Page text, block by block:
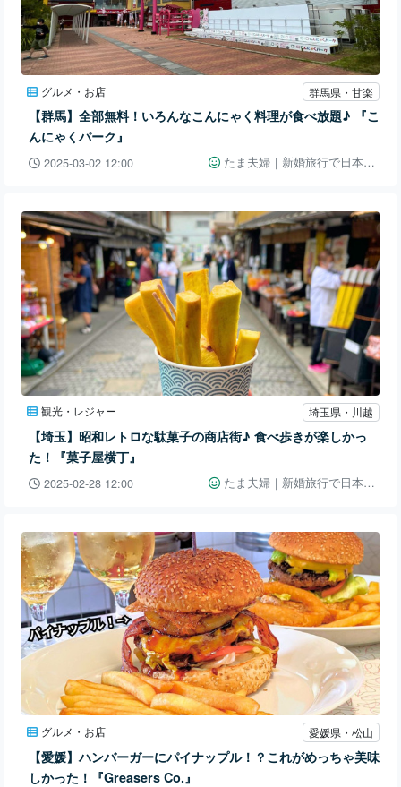
グルメ・お店 群馬県・甘楽
【群馬】全部無料！いろんなこんにゃく料理が食べ放題♪ 『こ
んにゃくパーク』
2025-03-02 12:00 たま夫婦｜新婚旅行で日本一周👫🚗
観光・レジャー 埼玉県・川越
【埼玉】昭和レトロな駄菓子の商店街♪ 食べ歩きが楽しかっ
た！『菓子屋横丁』
2025-02-28 12:00 たま夫婦｜新婚旅行で日本一周👫🚗
グルメ・お店 愛媛県・松山
【愛媛】ハンバーガーにパイナップル！？これがめっちゃ美味
しかった！『Greasers Co.』